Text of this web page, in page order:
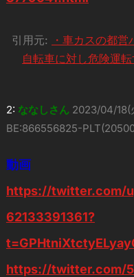
引用元:
・車カスの都
自転車に対し危険運
2: ななしさん 2023/04/18(
BE:866556825-
動画
https://twitter.com/
62133391361?
https://twitter.com/